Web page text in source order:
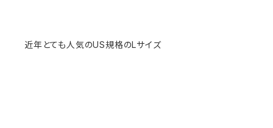
近年とても人気のUS規格のLサイズ